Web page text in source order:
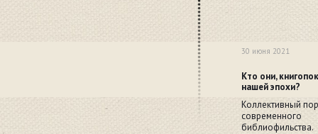
30 июня 2021
Кто они,
нашей эпохи?
Коллективный
современного
библиофильства.